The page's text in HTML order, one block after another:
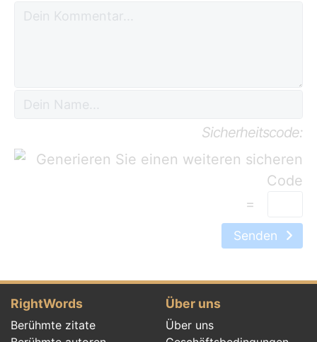
Sicherheitscode:
=
Senden
RightWords
Berühmte zitate
Über uns
Über uns